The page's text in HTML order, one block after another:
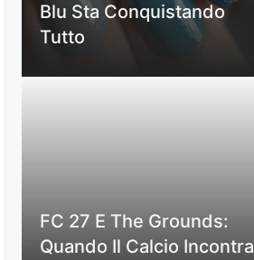
Blu Sta Conquistando
Tutto
FC 27 E The Grounds:
Quando Il Calcio Incontra